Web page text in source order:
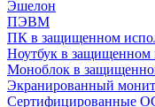
Эшелон
ПЭВМ
ПК в защищенном
Ноутбук в защищенном
Моноблок в
Экранированный
Сертифицированные